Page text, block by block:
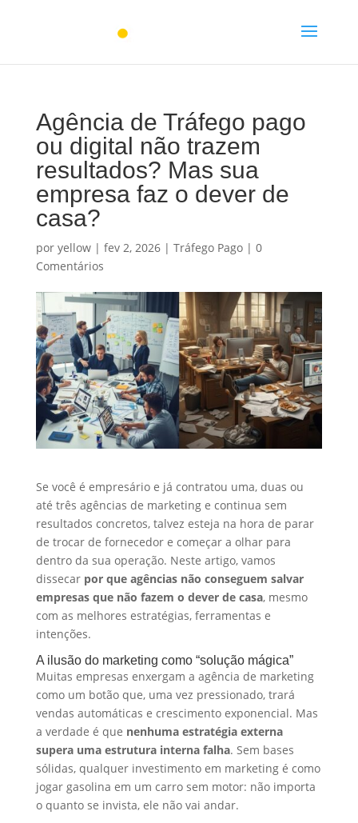
Agência de Tráfego pago
ou digital não trazem
resultados? Mas sua
empresa faz o dever de
casa?
por yellow| fev 2, 2026| Tráfego Pago| 0
Comentários
Se você é empresário e já contratou uma, duas ou
até três agências de marketing e continua sem
resultados concretos, talvez esteja na hora de parar
de trocar de fornecedor e começar a olhar para
dentro da sua operação. Neste artigo, vamos
dissecar por que agências não conseguem salvar
empresas que não fazem o dever de casa, mesmo
com as melhores estratégias, ferramentas e
intenções.
A ilusão do marketing como “solução mágica”
Muitas empresas enxergam a agência de marketing
como um botão que, uma vez pressionado, trará
vendas automáticas e crescimento exponencial. Mas
a verdade é que nenhuma estratégia externa
supera uma estrutura interna falha. Sem bases
sólidas, qualquer investimento em marketing é como
jogar gasolina em um carro sem motor: não importa
o quanto se invista, ele não vai andar.